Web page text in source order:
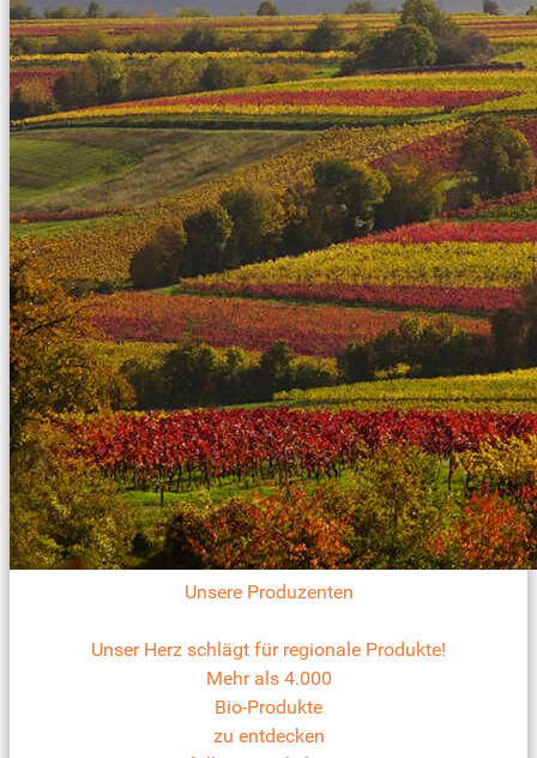
Unsere Produzenten
Unser Herz schlägt für regionale Produkte!
Mehr als 4.000
Bio-Produkte
zu entdecken